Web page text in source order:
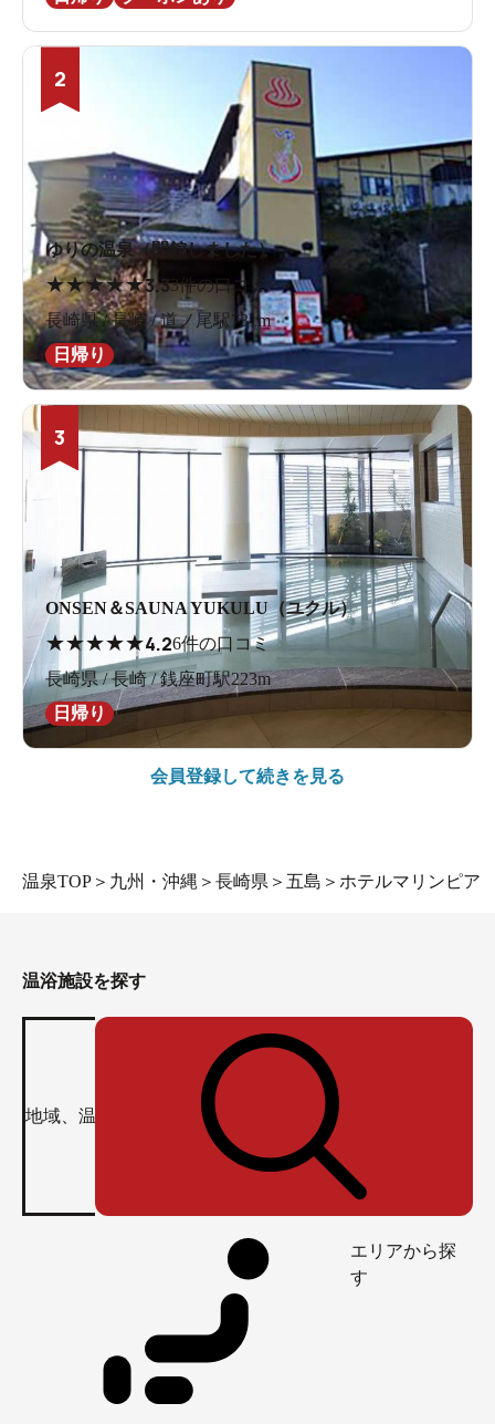
2
ゆりの温泉（閉館しました）
★★★★★3.33件の口コミ
長崎県 / 長崎 / 道ノ尾駅731m
日帰り
3
ONSEN＆SAUNA YUKULU（ユクル）
★★★★★4.26件の口コミ
長崎県 / 長崎 / 銭座町駅223m
日帰り
会員登録して続きを見る
温泉TOP ＞ 九州・沖縄 ＞ 長崎県 ＞ 五島 ＞ ホテルマリンピア
温浴施設を探す
エリアから探
す